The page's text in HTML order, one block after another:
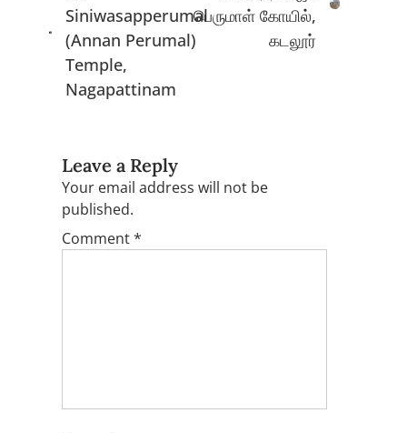
Siniwasapperumal
(Annan Perumal)
Temple,
Nagapattinam
பெருமாள் கோயில்,
கடலூர்
Leave a Reply
Your email address will not be
published.
Comment*